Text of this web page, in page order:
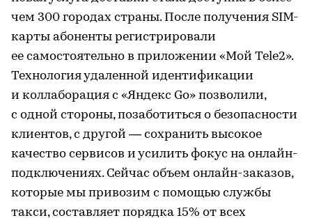
чем 300 городах страны. После получения SIM-
карты абоненты регистрировали
ее самостоятельно в приложении «Мой Tele2».
Технология удаленной идентификации
и коллаборация с «Яндекс Go» позволили,
с одной стороны, позаботиться о безопасности
клиентов, с другой — сохранить высокое
качество сервисов и усилить фокус на онлайн-
подключениях. Сейчас объем онлайн-заказов,
которые мы привозим с помощью службы
такси, составляет порядка 15% от всех